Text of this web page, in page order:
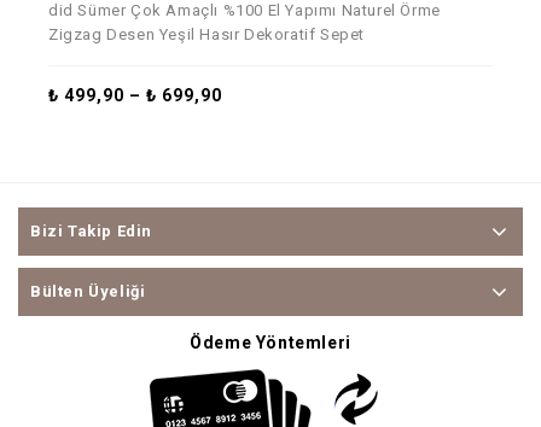
did Sümer Çok Amaçlı %100 El Yapımı Naturel Örme
Zigzag Desen Yeşil Hasır Dekoratif Sepet
₺ 499,90 – ₺ 699,90
Bizi Takip Edin
Bülten Üyeliği
Ödeme Yöntemleri